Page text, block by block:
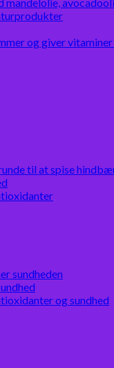
mandelolie,
og giver vitaminer
til at spise
sundheden
og sundhed